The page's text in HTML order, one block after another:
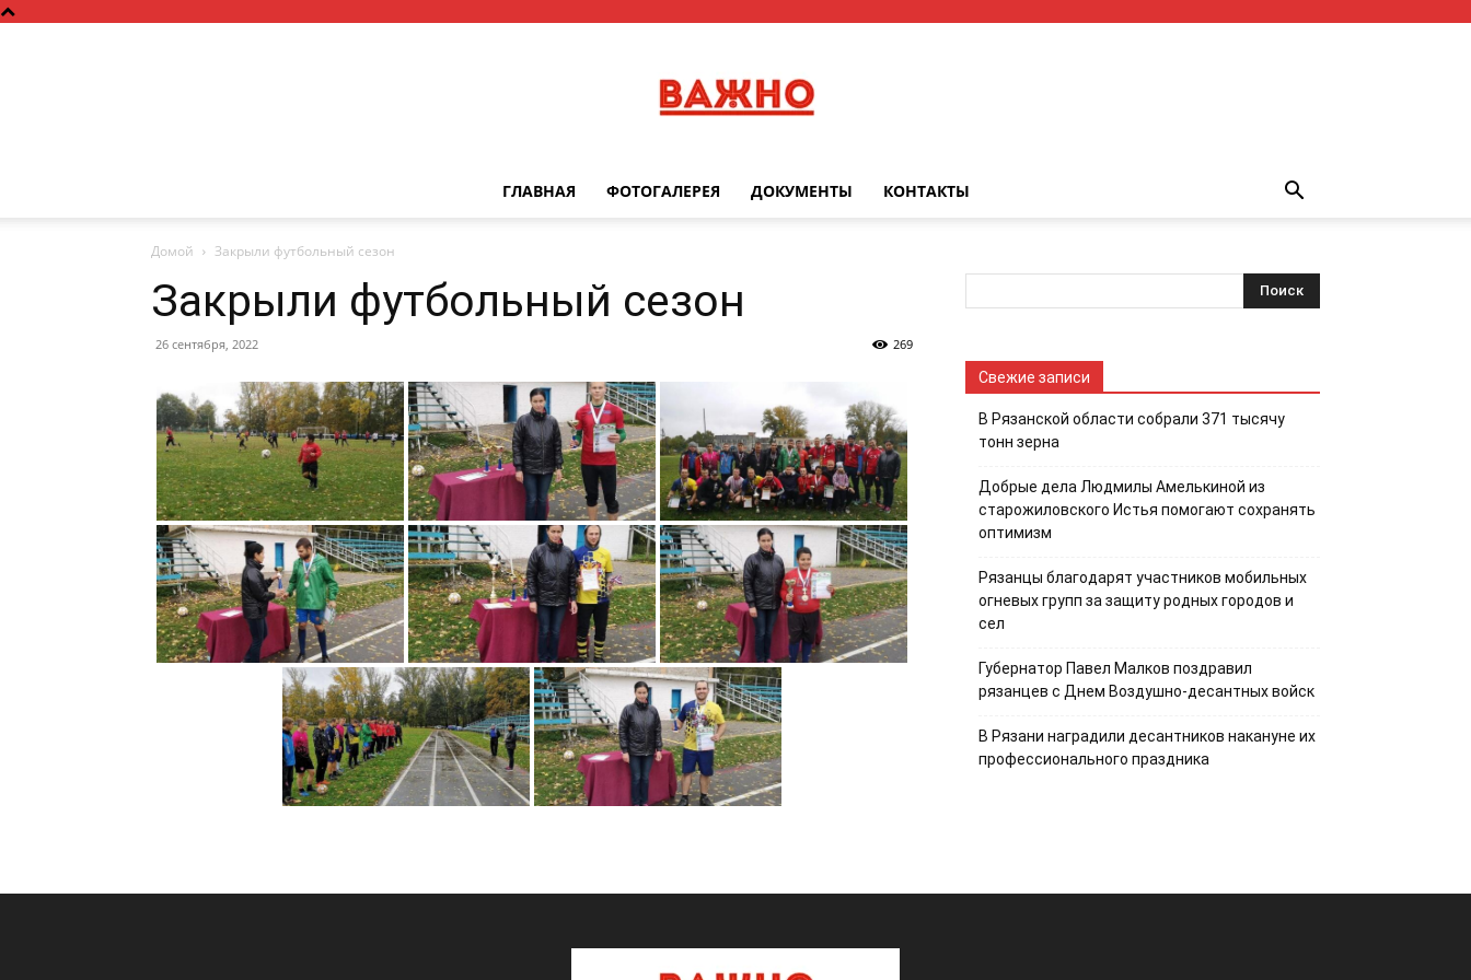
Важно
ГЛАВНАЯ ФОТОГАЛЕРЕЯ ДОКУМЕНТЫ КОНТАКТЫ
Домой Закрыли футбольный сезон
Закрыли футбольный сезон
26 сентября, 2022 269
Свежие записи
В Рязанской области собрали 371 тысячу
тонн зерна
Добрые дела Людмилы Амелькиной из
старожиловского Истья помогают сохранять
оптимизм
Рязанцы благодарят участников мобильных
огневых групп за защиту родных городов и
сел
Губернатор Павел Малков поздравил
рязанцев с Днем Воздушно-десантных войск
В Рязани наградили десантников накануне их
профессионального праздника